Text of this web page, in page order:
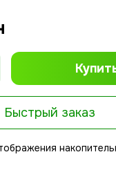
Быстрый заказ